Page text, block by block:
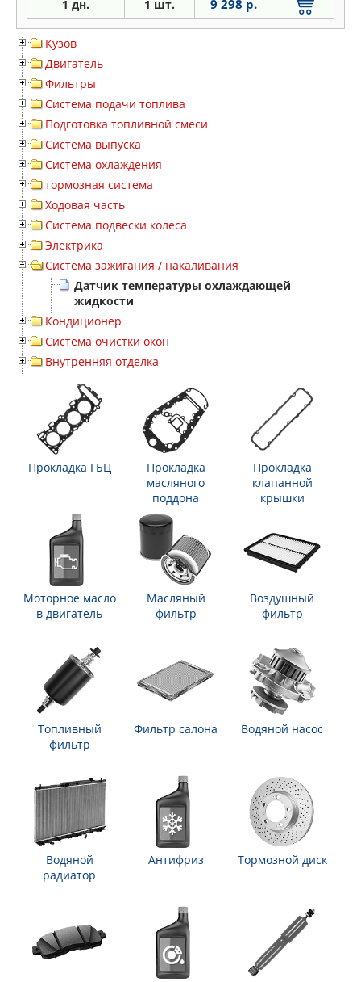
1 дн. 1 шт. 9 298 р.
Кузов
Двигатель
Фильтры
Система подачи топлива
Подготовка топливной смеси
Система выпуска
Система охлаждения
тормозная система
Ходовая часть
Система подвески колеса
Электрика
Система зажигания / накаливания
Датчик температуры охлаждающей
жидкости
Кондиционер
Система очистки окон
Внутренняя отделка
Прокладка ГБЦ
Прокладка
масляного
поддона
Прокладка
клапанной
крышки
Моторное масло
в двигатель
Масляный
фильтр
Воздушный
фильтр
Топливный
фильтр
Фильтр салона Водяной насос
Водяной
радиатор
Антифриз Тормозной диск